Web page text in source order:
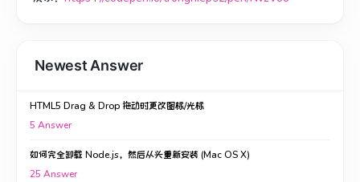
Newest Answer
HTML5 Drag & Drop 拖动时更改图标/光标
5 Answer
如何完全卸载 Node.js，然后从头重新安装 (Mac OS X)
25 Answer